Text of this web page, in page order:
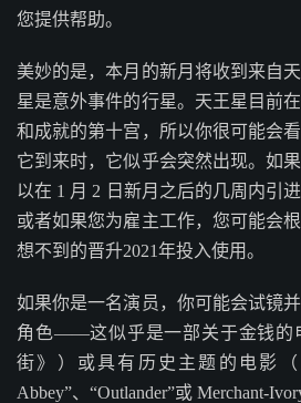
您提供帮助。
美妙的是，本月的新月将收到来自
星是意外事件的行星。天王星目前
和成就的第十宫，所以你很可能会
它到来时，它似乎会突然出现。如
以在 1 月 2 日新月之后的几周内引
或者如果您为雇主工作，您可能会
想不到的晋升2021年投入使用。
如果你是一名演员，你可能会试镜
角色——这似乎是一部关于金钱的
街》）或具有历史主题的电影（
Abbey”、“Outlander”或 Merchant-